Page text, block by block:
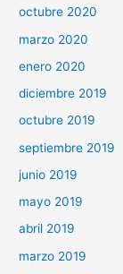
octubre 2020
marzo 2020
enero 2020
diciembre 2019
octubre 2019
septiembre 2019
junio 2019
mayo 2019
abril 2019
marzo 2019